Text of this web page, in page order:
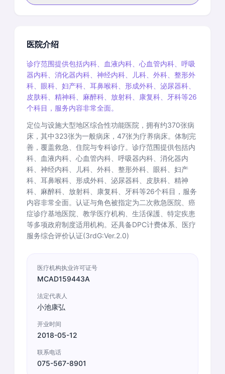
医院介绍
诊疗范围提供包括内科、血液内科、心血管内科、呼吸
器内科、消化器内科、神经内科、儿科、外科、整形外
科、眼科、妇产科、耳鼻喉科、形成外科、泌尿器科、
皮肤科、精神科、麻醉科、放射科、康复科、牙科等26
个科目，服务内容非常全面。
定位与设施大型地区综合性功能医院，拥有约370张病
床，其中323张为一般病床，47张为疗养病床。体制完
善，覆盖救急、住院与专科诊疗。诊疗范围提供包括内
科、血液内科、心血管内科、呼吸器内科、消化器内
科、神经内科、儿科、外科、整形外科、眼科、妇产
科、耳鼻喉科、形成外科、泌尿器科、皮肤科、精神
科、麻醉科、放射科、康复科、牙科等26个科目，服务
内容非常全面。认证与角色被指定为二次救急医院、癌
症诊疗基地医院、教学医疗机构、生活保護、特定疾患
等多项政府制度适用机构。还具备DPC计费体系、医疗
服务综合评价认证(3rdG:Ver.2.0)
医疗机构执业许可证号
MCAD159443A
法定代表人
小池康弘
开业时间
2018-05-12
联系电话
075-567-8901